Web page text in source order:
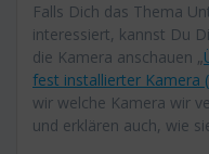
Falls Dich das Thema
interessiert, kannst Du
die Kamera anschauen „
fest installierter Kamera
wir welche Kamera wir
und erklären auch, wie